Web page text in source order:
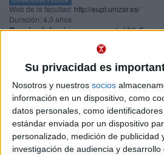
Su privacidad es
Nosotros y nuestros socios
información en un dispositivo, como
datos personales, como
estándar enviada por un dispositivo
personalizado, medición de publicidad
investigación de audiencia y desarrollo
Web de la facultad: http://eupt.unizar.es/
Duración: 4,0 años
Precio del primer curso:1.190 €
Pídeles información ¡GRATIS!
Notas de corte
Electrónica por
Oferta en toda España